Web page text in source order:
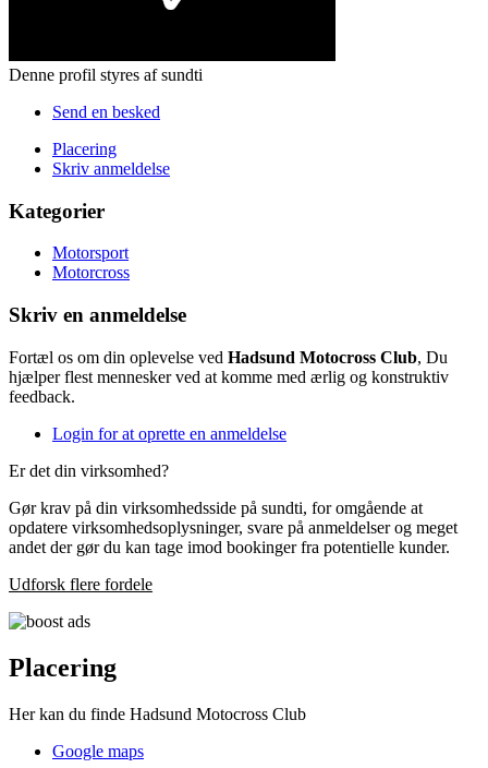
Denne profil styres af sundti
Send en besked
Placering
Skriv anmeldelse
Kategorier
Motorsport
Motorcross
Skriv en anmeldelse
Fortæl os om din oplevelse ved Hadsund Motocross Club, Du
hjælper flest mennesker ved at komme med ærlig og konstruktiv
feedback.
Login for at oprette en anmeldelse
Er det din virksomhed?
Gør krav på din virksomhedsside på sundti, for omgående at
opdatere virksomhedsoplysninger, svare på anmeldelser og meget
andet der gør du kan tage imod bookinger fra potentielle kunder.
Udforsk flere fordele
Placering
Her kan du finde Hadsund Motocross Club
Google maps